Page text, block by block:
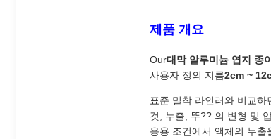
제품 개요
Our대막 알루미늄 엽지 종
사용자 정의 지름2cm ~
표준 밀착 라인러와 비교하
것, 누출, 뚜?? 의 변형 및
응용 조건에서 액체의 누출